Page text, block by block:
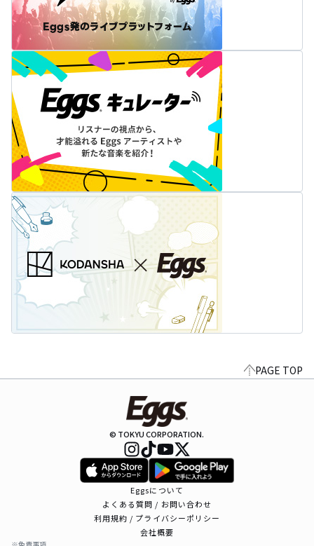
PAGE TOP
© TOKYU CORPORATION.
Eggsについて
よくある質問 / お問い合わせ
利用規約 / プライバシーポリシー
会社概要